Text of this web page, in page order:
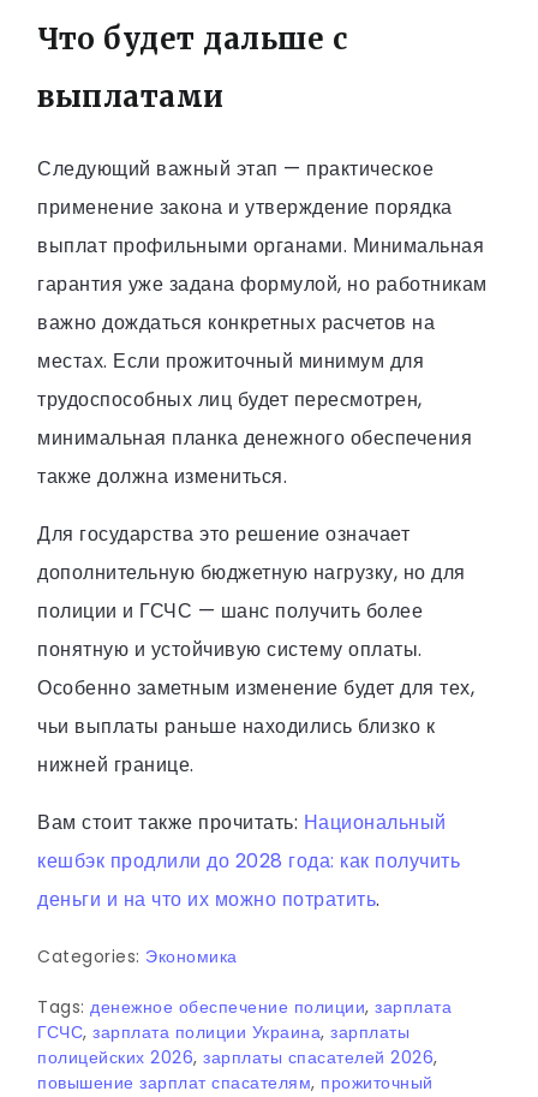
Что будет дальше с
выплатами
Следующий важный этап — практическое
применение закона и утверждение порядка
выплат профильными органами. Минимальная
гарантия уже задана формулой, но работникам
важно дождаться конкретных расчетов на
местах. Если прожиточный минимум для
трудоспособных лиц будет пересмотрен,
минимальная планка денежного обеспечения
также должна измениться.
Для государства это решение означает
дополнительную бюджетную нагрузку, но для
полиции и ГСЧС — шанс получить более
понятную и устойчивую систему оплаты.
Особенно заметным изменение будет для тех,
чьи выплаты раньше находились близко к
нижней границе.
Вам стоит также прочитать: Национальный
кешбэк продлили до 2028 года: как получить
деньги и на что их можно потратить.
Categories: Экономика
Tags: денежное обеспечение полиции, зарплата
ГСЧС, зарплата полиции Украина, зарплаты
полицейских 2026, зарплаты спасателей 2026,
повышение зарплат спасателям, прожиточный